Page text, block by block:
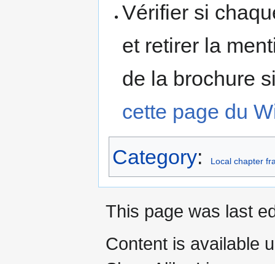
Vérifier si
et retirer la
de la brochure
cette page du
Category: Local chapter
This page was last
Content is available